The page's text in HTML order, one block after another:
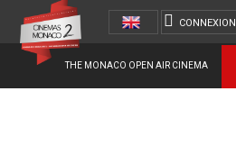
THE MONACO OPEN AIR CINEMA
CONNEXION